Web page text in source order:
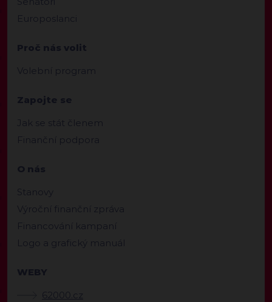
Europoslanci
Proč nás volit
Volební program
Zapojte se
Jak se stát členem
Finanční podpora
O nás
Stanovy
Výroční finanční zpráva
Financování kampaní
Logo a grafický manuál
WEBY
62000.cz